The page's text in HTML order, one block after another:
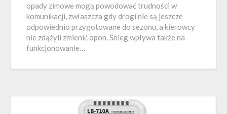
opady zimowe mogą powodować trudności w
komunikacji, zwłaszcza gdy drogi nie są jeszcze
odpowiednio przygotowane do sezonu, a kierowcy
nie zdążyli zmienić opon. Śnieg wpływa także na
funkcjonowanie…